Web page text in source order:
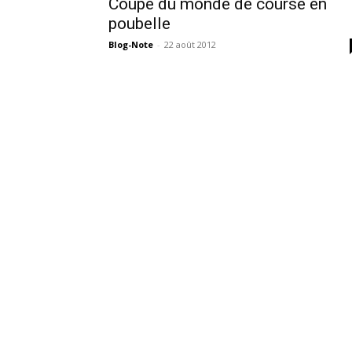
poubelle
Blog-Note - 22 août 2012